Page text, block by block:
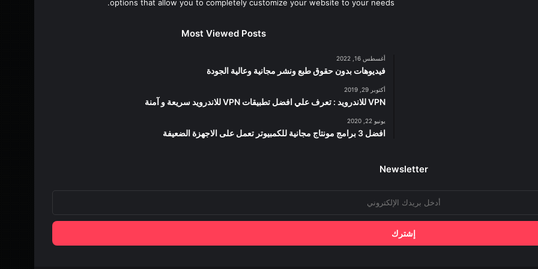
options that allow you to completely customize your website to your needs.
Most Viewed Posts
أغسطس 16, 2022
فيديوهات بدون حقوق طبع ونشر مجانية وعالية الجودة
أكتوبر 29, 2019
VPN للاندرويد : تعرف علي افضل تطبيقات VPN للاندرويد سريعة و آمنة
يونيو 22, 2020
افضل 3 برامج مونتاج مجانية للكمبيوتر تعمل على الاجهزة الضعيفة
Newsletter